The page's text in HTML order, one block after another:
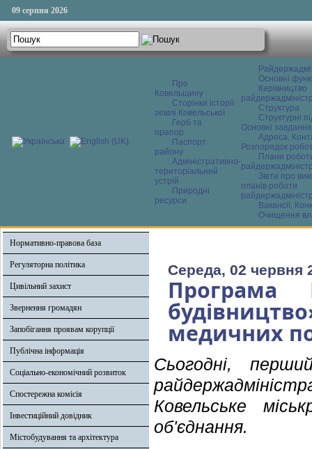
09 серпня 2026
Про
Ковельщину
Сторінки історії
землі Ковельської
Герб та
прапор
Паспорт
району
Адміністративно-
територіальний
устрій
Природні
ресурси
Основні
Керівництво
Структура
Структурні
Основні завдання
Адреса.
Розпорядок
Плани
Звіти про
планів роботи
Вакансії.
Очищення
Нормативно-правова база
Регуляторна політика
Цивільний захист
Звернення громадян
Запобігання проявам корупції
Публічна інформація
Соціально-економічний розвиток
Спостережна комісія
Інвестиційний довідник
Містобудування та архітектура
Середа, 02 червня
Програма
медичних
Сьогодні,
Ковельське
об'єднання.